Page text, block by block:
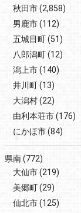
秋田市(2,858)
男鹿市(112)
五城目町(51)
八郎潟町(12)
潟上市(140)
井川町(13)
大潟村(22)
由利本荘市(176)
にかほ市(84)
県南(772)
大仙市(219)
美郷町(29)
仙北市(125)